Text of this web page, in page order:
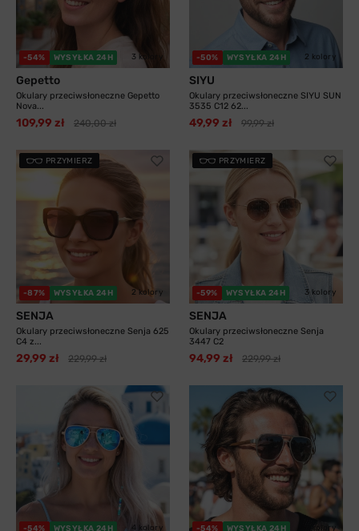
-54% WYSYŁKA 24H 3 kolory
Gepetto
Okulary przeciwsłoneczne Gepetto
Nova...
109,99 zł 240,00 zł
-50% WYSYŁKA 24H 2 kolory
SIYU
Okulary przeciwsłoneczne SIYU SUN
3535 C12 62...
49,99 zł 99,99 zł
PRZYMIERZ
-87% WYSYŁKA 24H 2 kolory
SENJA
Okulary przeciwsłoneczne Senja 625
C4 z...
29,99 zł 229,99 zł
PRZYMIERZ
-59% WYSYŁKA 24H 3 kolory
SENJA
Okulary przeciwsłoneczne Senja
3447 C2
94,99 zł 229,99 zł
-54% WYSYŁKA 24H 4 kolory -54% WYSYŁKA 24H 3 kolory